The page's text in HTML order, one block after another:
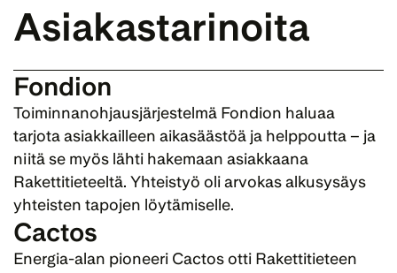
Asiakastarinoita
Fondion
Toiminnanohjausjärjestelmä Fondion haluaa
tarjota asiakkailleen aikasäästöä ja helppoutta – ja
niitä se myös lähti hakemaan asiakkaana
Rakettitieteeltä. Yhteistyö oli arvokas alkusysäys
yhteisten tapojen löytämiselle.
Cactos
Energia-alan pioneeri Cactos otti Rakettitieteen